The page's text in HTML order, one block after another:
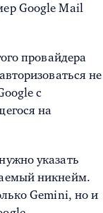
Google Mail
провайдера
не
с
на
указать
никнейм.
Gemini, но и